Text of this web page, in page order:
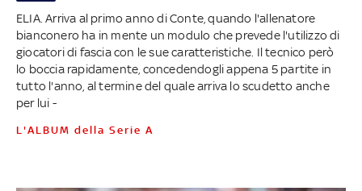
ELIA. Arriva al primo anno di Conte, quando l'allenatore
bianconero ha in mente un modulo che prevede l'utilizzo di
giocatori di fascia con le sue caratteristiche. Il tecnico però
lo boccia rapidamente, concedendogli appena 5 partite in
tutto l'anno, al termine del quale arriva lo scudetto anche
per lui -
L'ALBUM della Serie A